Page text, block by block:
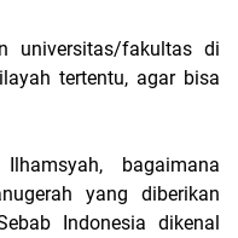
universitas/fakultas di
tertentu, agar bisa
bagaimana
yang diberikan
Indonesia dikenal